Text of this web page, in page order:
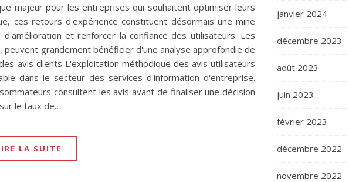
majeur pour les entreprises qui souhaitent optimiser leurs
ces retours d'expérience constituent désormais une mine
et renforcer la confiance des utilisateurs. Les
grandement bénéficier d'une analyse approfondie de
avis clients L'exploitation méthodique des avis utilisateurs
dans le secteur des services d'information d'entreprise.
consultent les avis avant de finaliser une décision
le taux de…
LA SUITE
janvier 2024
décembre 2023
août 2023
juin 2023
février 2023
décembre 2022
novembre 2022